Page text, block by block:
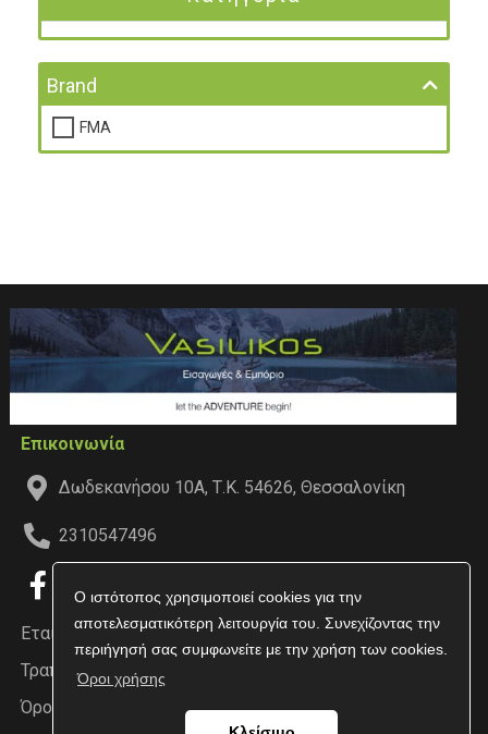
Ο ιστότοπος χρησιμοποιεί cookies για την
αποτελεσματικότερη λειτουργία του. Συνεχίζοντας την
περιήγησή σας συμφωνείτε με την χρήση των cookies.
Όροι χρήσης
Brand
FMA
Επικοινωνία
Δωδεκανήσου 10Α, Τ.Κ. 54626, Θεσσαλονίκη
2310547496
Εταιρεία
Τραπεζικοί Λογαριασμοί
Όροι χρήσης